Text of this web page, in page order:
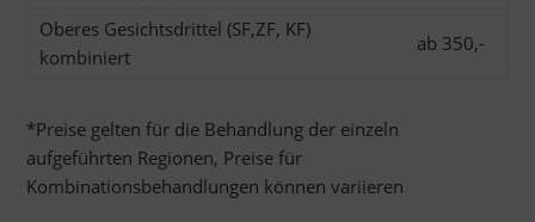
Oberes Gesichtsdrittel (SF,ZF, KF)
kombiniert
ab 350,-
*Preise gelten für die Behandlung der einzeln
aufgeführten Regionen, Preise für
Kombinationsbehandlungen können variieren